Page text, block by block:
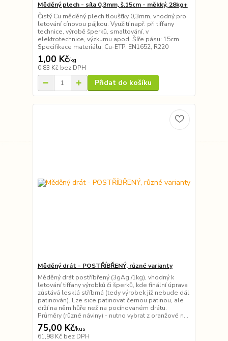
Měděný plech - síla 0,3mm, š.15cm - měkký, 28kg+
Čistý Cu měděný plech tloušťky 0,3mm, vhodný pro
letování cínovou pájkou. Využití např. při tiffany
technice, výrobě šperků, smaltování, v
elektrotechnice, výzkumu apod. Šíře pásu: 15cm.
Specifikace materiálu: Cu-ETP, EN1652, R220
1,00 Kč/kg
0,83 Kč bez DPH
Přidat do košíku
Měděný drát - POSTŘÍBŘENÝ, různé varianty
Měděný drát postříbřený (3gAg /1kg), vhodný k
letování tiffany výrobků či šperků, kde finální úprava
zůstává lesklá stříbrná (tedy výrobek již nebude dál
patinován). Lze sice patinovat černou patinou, ale
drží na něm hůře než na pocínovaném drátu.
Průměry (různé náviny) - nutno vybrat z oranžové n...
75,00 Kč/kus
61,98 Kč bez DPH